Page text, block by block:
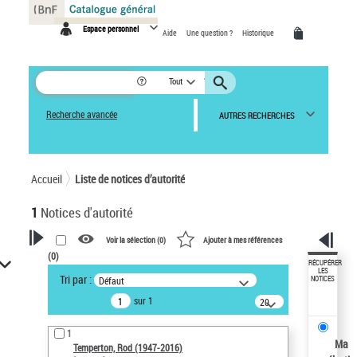
Espace personnel Aide Une question ? Historique
Tout
Recherche avancée AUTRES RECHERCHES
Accueil Liste de notices d’autorité
1 Notices d'autorité
VOTRE RECHERCHE
Recherche avancée dans les
notices d’autorité
Œuvres liées à l'auteur :
Temperton, Rod (1947-2016)
Voir la sélection (0) Ajouter à mes références
(0)
Tri par : Défaut
sur 1
20
résultats/page
1
Temperton, Rod (1947-2016)
RÉCUPÉRER
LES
NOTICES
Ma
Panneau de gestion des cookies